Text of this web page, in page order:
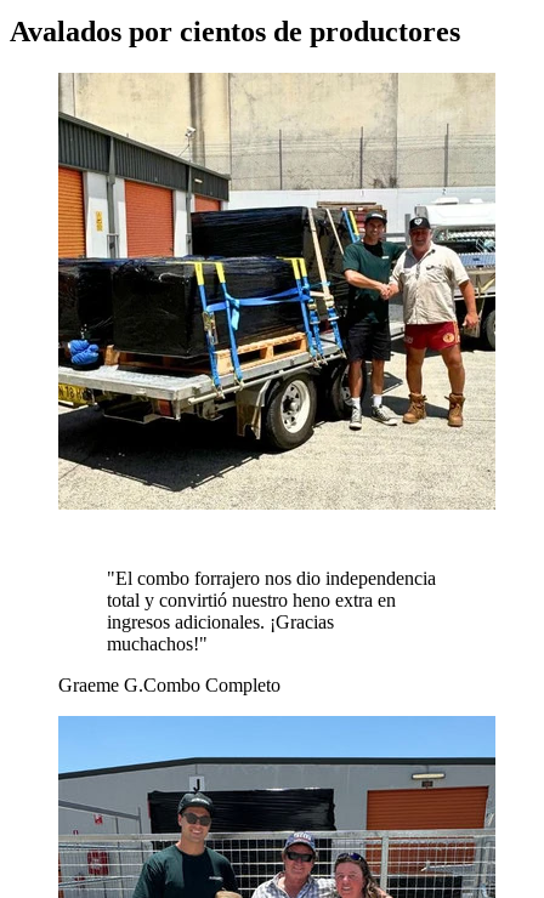
Avalados por cientos de productores
"El combo forrajero nos dio independencia
total y convirtió nuestro heno extra en
ingresos adicionales. ¡Gracias
muchachos!"
Graeme G.Combo Completo